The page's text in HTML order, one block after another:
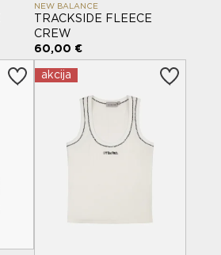
NEW BALANCE
TRACKSIDE FLEECE
CREW
60,00 €
akcija